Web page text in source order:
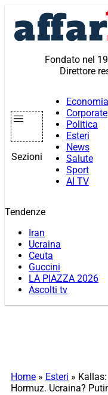
contenuto
Fondato nel
Direttore
Sezioni
Economia
Corporate
Politica
Esteri
News
Salute
Sport
AI TV
Tendenze
Iran
Ucraina
Ceuta
Guccini
LA PIAZZA 2026
Ascolti tv
Home » Esteri »
Hormuz. Ucraina?